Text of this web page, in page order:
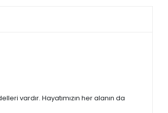
vardır. Hayatımızın her alanın da